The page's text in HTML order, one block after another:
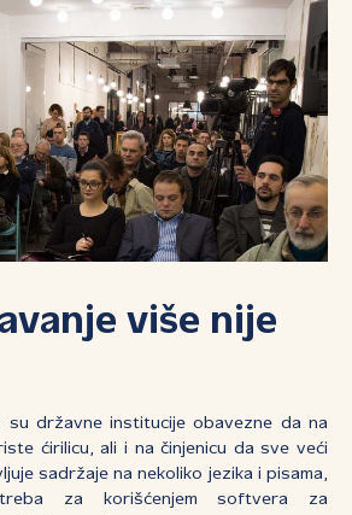
više nije
državne institucije obavezne da na
ćirilicu, ali i na činjenicu da sve veći
sadržaje na nekoliko jezika i pisama,
za korišćenjem softvera za